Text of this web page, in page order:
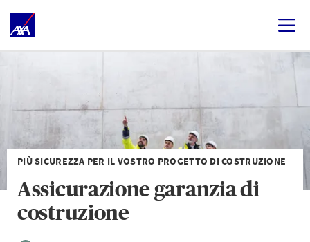
PIÙ SICUREZZA PER IL VOSTRO PROGETTO DI COSTRUZIONE
Assicurazione garanzia di
costruzione